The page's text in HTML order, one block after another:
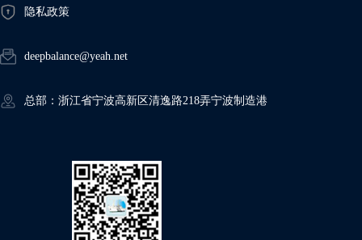
隐私政策
deepbalance@yeah.net
总部：浙江省宁波高新区清逸路218弄宁波制造港